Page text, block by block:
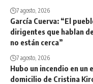
7 agosto, 2026
García Cuerva: “El
dirigentes que hablan
no están cerca”
7 agosto, 2026
Hubo un incendio en
domicilio de Cristina